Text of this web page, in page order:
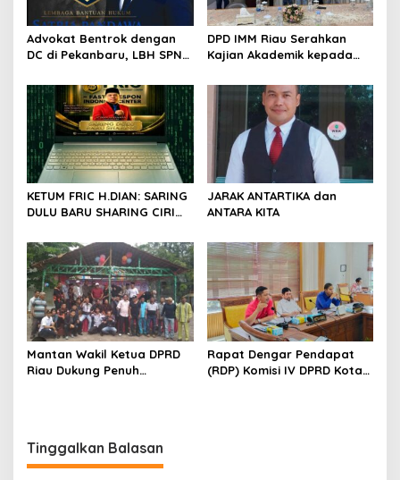
o
s
Advokat Bentrok dengan
DC di Pekanbaru, LBH SPN
Dugaan Premanisme
DPD IMM Riau Serahkan
Kajian Akademik kepada
Keadilan bagi Provinsi Riau
KETUM FRIC H.DIAN: SARING
DULU BARU SHARING CIRI
SOSIAL
JARAK ANTARTIKA dan
ANTARA KITA
Mantan Wakil Ketua DPRD
Riau Dukung Penuh
Rapat Dengar Pendapat
(RDP) Komisi IV DPRD Kota
Tinggalkan Balasan